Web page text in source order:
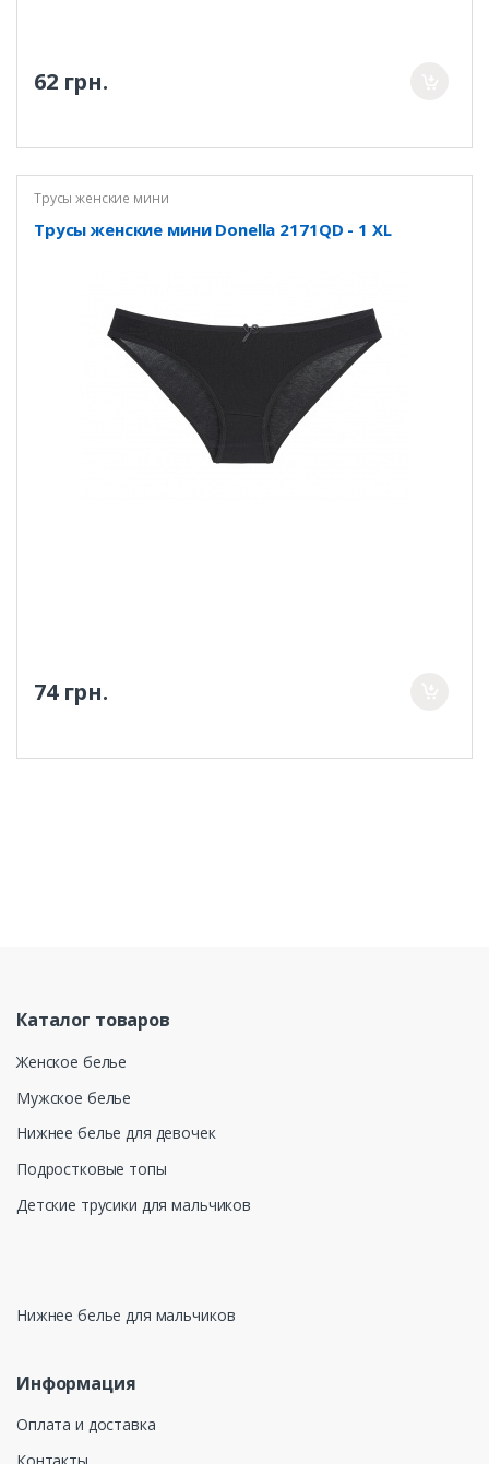
62 грн.
Трусы женские мини
Трусы женские мини Donella 2171QD - 1 XL
74 грн.
Каталог товаров
Женское белье
Мужское белье
Нижнее белье для девочек
Подростковые топы
Детские трусики для мальчиков
Нижнее белье для мальчиков
Информация
Оплата и доставка